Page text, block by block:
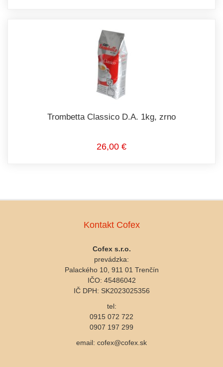
Trombetta Classico D.A. 1kg, zrno
26,00 €
Kontakt Cofex
Cofex s.r.o.
prevádzka:
Palackého 10, 911 01 Trenčín
IČO: 45486042
IČ DPH: SK2023025356
tel:
0915 072 722
0907 197 299
email: cofex@cofex.sk